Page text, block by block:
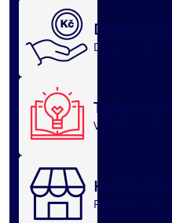
Dotační
Dotační oblasti
Týden
Vzdělávací akce
Registrace